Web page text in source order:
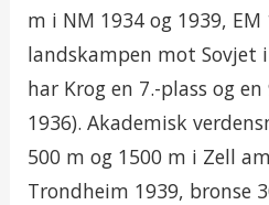
m i NM 1934 og 1939, EM
landskampen mot Sovjet
har Krog en 7.-plass og
1936). Akademisk
500 m og 1500 m i Zell
Trondheim 1939, bronse